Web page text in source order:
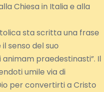
Chiesa in Italia e alla
sta scritta una frase
senso del suo
praedestinasti”. Il
umile via di
per convertirti a Cristo